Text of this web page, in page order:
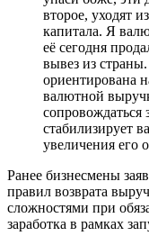
второе, уходят
капитала. Я
её сегодня
вывез из
ориентирована
валютной
сопровождаться
стабилизирует
увеличения его
Ранее бизнесмены
правил возврата
сложностями при
заработка в рамках